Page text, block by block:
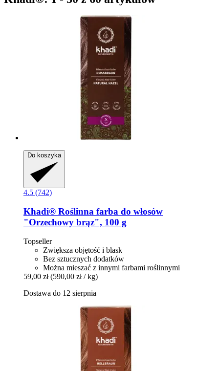
Do koszyka
4.5 (742)
Khadi® Roślinna farba do włosów
"Orzechowy brąz", 100 g
Topseller
Zwiększa objętość i blask
Bez sztucznych dodatków
Można mieszać z innymi farbami roślinnymi
59,00 zł (590,00 zł / kg)
Dostawa do 12 sierpnia